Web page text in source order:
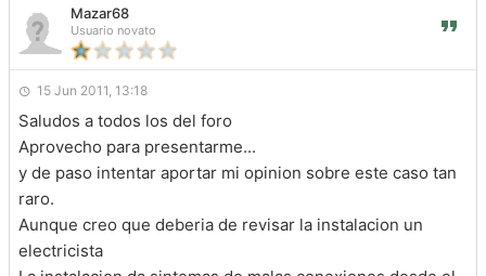
Mazar68
Usuario novato
15 Jun 2011, 13:18
Saludos a todos los del foro
Aprovecho para presentarme...
y de paso intentar aportar mi opinion sobre este caso tan
raro.
Aunque creo que deberia de revisar la instalacion un
electricista